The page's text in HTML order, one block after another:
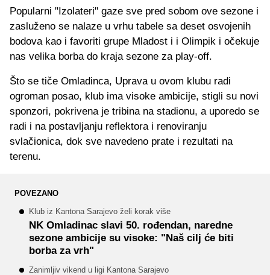
Popularni "Izolateri" gaze sve pred sobom ove sezone i
zasluženo se nalaze u vrhu tabele sa deset osvojenih
bodova kao i favoriti grupe Mladost i i Olimpik i očekuje
nas velika borba do kraja sezone za play-off.
Što se tiče Omladinca, Uprava u ovom klubu radi
ogroman posao, klub ima visoke ambicije, stigli su novi
sponzori, pokrivena je tribina na stadionu, a uporedo se
radi i na postavljanju reflektora i renoviranju
svlačionica, dok sve navedeno prate i rezultati na
terenu.
POVEZANO
Klub iz Kantona Sarajevo želi korak više
NK Omladinac slavi 50. rođendan, naredne
sezone ambicije su visoke: "Naš cilj će biti
borba za vrh"
Zanimljiv vikend u ligi Kantona Sarajevo